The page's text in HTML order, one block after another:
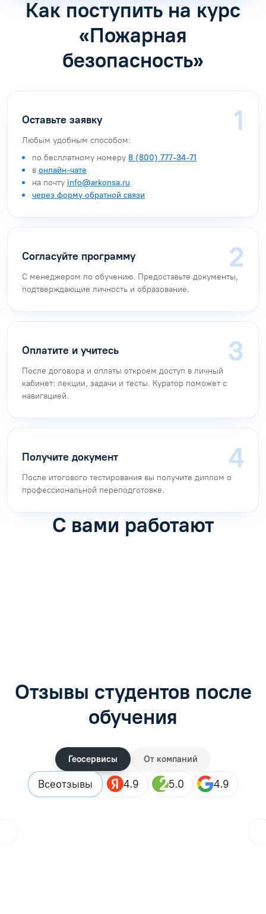
Как поступить на курс
«Пожарная
безопасность»
Оставьте заявку
Любым удобным способом:
по бесплатному номеру 8 (800) 777-34-71
в онлайн-чате
на почту info@arkonsa.ru
через форму обратной связи
Согласуйте программу
С менеджером по обучению. Предоставьте документы,
подтверждающие личность и образование.
Оплатите и учитесь
После договора и оплаты откроем доступ в личный
кабинет: лекции, задачи и тесты. Куратор поможет с
навигацией.
Получите документ
После итогового тестирования вы получите диплом о
профессиональной переподготовке.
С вами работают
Отзывы студентов после
обучения
Геосервисы От компаний
Всеотзывы 4.9 5.0 4.9